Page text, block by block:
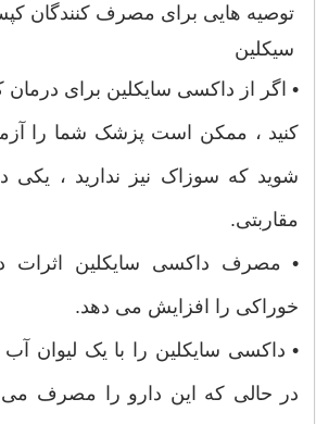
توصیه هایی برای مصرف کنندگان
سیکلین
• اگر از داکسی سایکلین برای درمان
کنید ، ممکن است پزشک شما را
شوید که سوزاک نیز ندارید ، یکی
مقاربتی.
• مصرف داکسی سایکلین اثرات
خوراکی را افزایش می دهد.
• داکسی سایکلین را با یک لیوان
در حالی که این دارو را مصرف می